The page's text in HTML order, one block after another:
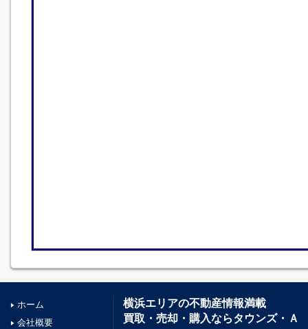
ホーム
会社概要
横浜エリアの不動産情報満載
買取・売却・購入ならタウンズ・Ａ